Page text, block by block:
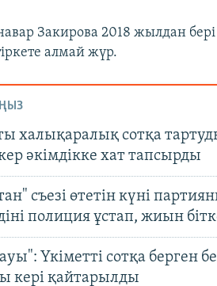
Закирова 2018 жылдан
алмай жүр.
халықаралық сотқа
әкімдікке хат тапсырды
съезі өтетін күні
полиция ұстап, жиын
Үкіметті сотқа берген
кері қайтарылды